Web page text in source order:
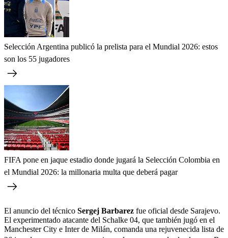
Selección Argentina publicó la prelista para el Mundial 2026: estos
son los 55 jugadores
FIFA pone en jaque estadio donde jugará la Selección Colombia en
el Mundial 2026: la millonaria multa que deberá pagar
El anuncio del técnico Sergej Barbarez fue oficial desde Sarajevo.
El experimentado atacante del Schalke 04, que también jugó en el
Manchester City e Inter de Milán, comanda una rejuvenecida lista de